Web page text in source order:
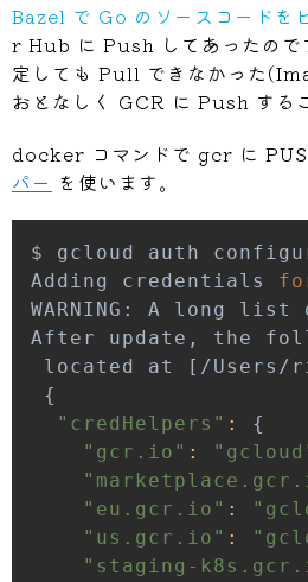
Bazel で Go のソースコードを
r Hub に Push してあったので
定しても Pull できなかった
おとなしく GCR に Push する
docker コマンドで gcr に
パー を使います。
Adding credentials
WARNING: A long
After update, the
located at
[ /Users/
{
"credHelpers" :
{
"gcr.io" :
"eu.gcr.io" :
"us.gcr.io" :
"staging-